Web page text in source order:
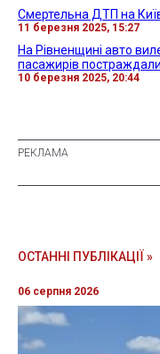
Смертельна ДТП на
11 березня 2025, 15:27
На Рівненщині авто
пасажирів постраждали
10 березня 2025, 20:44
ОСТАННІ ПУБЛІКАЦІЇ »
06 серпня 2026